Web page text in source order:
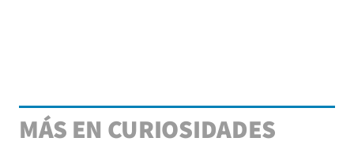
MÁS EN CURIOSIDADES